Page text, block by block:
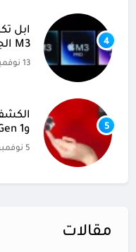
4
M3 الجديدة بتكنولوجيا 3 نانومتر
13 نوفمبر 2023
5
وS7 Pro Gen 1 لسماعات الأذن
5 نوفمبر 2023
مقالات